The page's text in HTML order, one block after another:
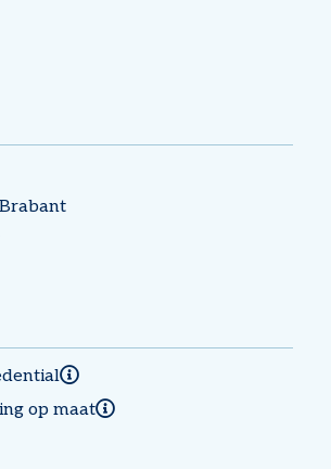
Meer info over
Microcredential
op maat
Meer info